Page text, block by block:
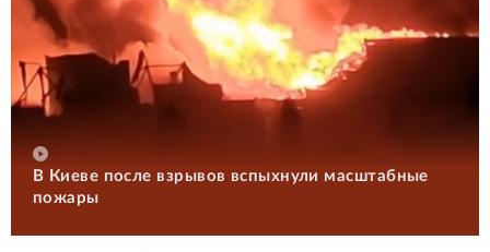
В Киеве после взрывов вспыхнули масштабные
пожары